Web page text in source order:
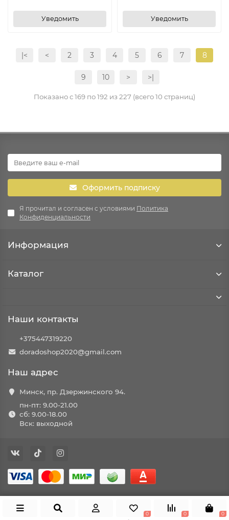
Уведомить Уведомить
|< < 2 3 4 5 6 7 8
9 10 > >|
Показано с 169 по 192 из 227 (всего 10 страниц)
Оформить подписку
Я прочитал и согласен с условиями Политика
Конфиденциальности
Информация
Каталог
Наши контакты
+375447319220
doradoshop2020@gmail.com
Наш адрес
Минск, пр. Дзержинского 94.
пн-пт: 9.00-21.00
сб: 9.00-18.00
Вск: выходной
0
0
0